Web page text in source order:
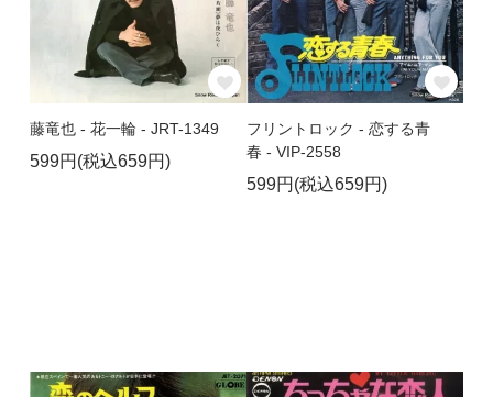
藤竜也 - 花一輪 - JRT-1349
599円(税込659円)
フリントロック - 恋する青
春 - VIP-2558
599円(税込659円)